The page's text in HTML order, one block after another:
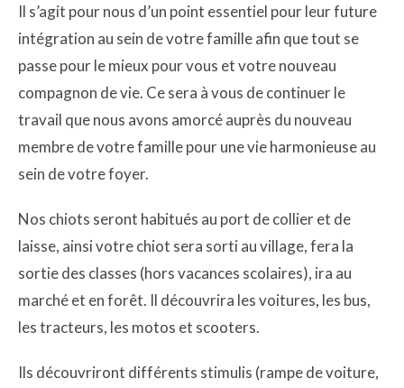
Il s’agit pour nous d’un point essentiel pour leur future
intégration au sein de votre famille afin que tout se
passe pour le mieux pour vous et votre nouveau
compagnon de vie. Ce sera à vous de continuer le
travail que nous avons amorcé auprès du nouveau
membre de votre famille pour une vie harmonieuse au
sein de votre foyer.
Nos chiots seront habitués au port de collier et de
laisse, ainsi votre chiot sera sorti au village, fera la
sortie des classes (hors vacances scolaires), ira au
marché et en forêt. Il découvrira les voitures, les bus,
les tracteurs, les motos et scooters.
Ils découvriront différents stimulis (rampe de voiture,